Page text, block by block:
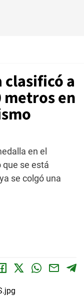
clasificó a
metros en
en el
se está
se colgó una